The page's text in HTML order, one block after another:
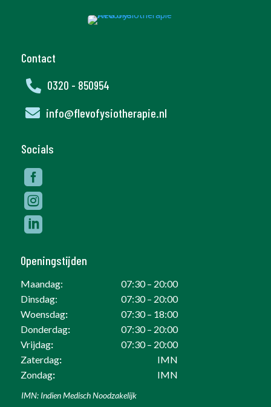
Contact
 0320 - 850954
 info@flevofysiotherapie.nl
Socials



Openingstijden
Maandag:
07:30 – 20:00
Dinsdag:
07:30 – 20:00
Woensdag:
07:30 – 18:00
Donderdag:
07:30 – 20:00
Vrijdag:
07:30 – 20:00
Zaterdag:
IMN
Zondag: IMN
IMN: Indien Medisch Noodzakelijk